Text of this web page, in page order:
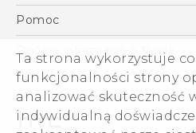
Ta strona wykorzystuje
funkcjonalności strony
analizować skuteczność
indywidualną
Polish - Wytyczne
English -
English - Safety and
VIVE
Akcesoria
HTC Vive
Pomoc
Pomoc E-commerce
Ogólne informacje o firmie
ESG
Informacje o firmie
Dla inwestorów (angielski)